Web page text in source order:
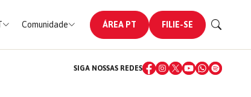
Comunidade ÁREA PT FILIE-SE
SIGA NOSSAS REDES